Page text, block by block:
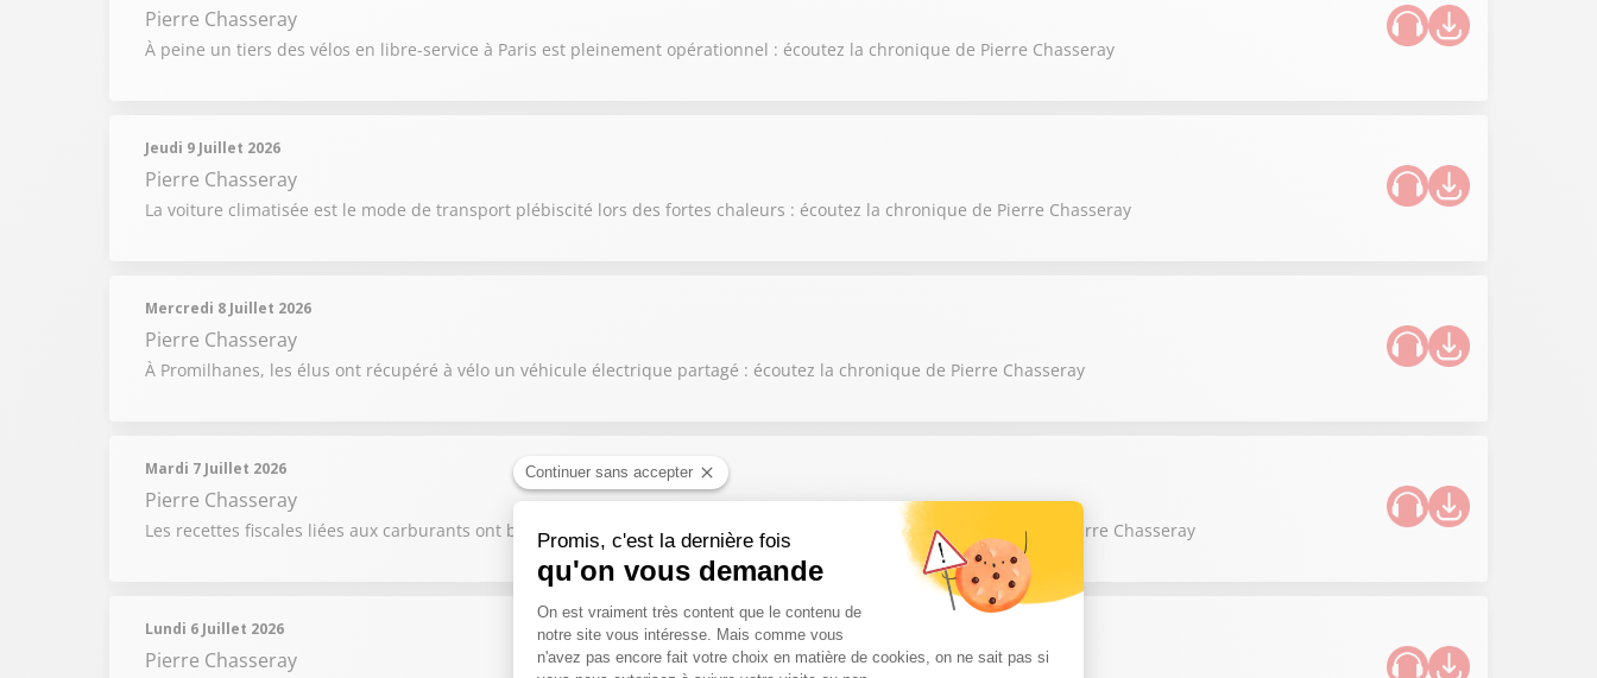
Pierre Chasseray
À peine un tiers des vélos en libre-service à Paris est pleinement opérationnel : écoutez la chronique de Pierre Chasseray
Jeudi 9 Juillet 2026
Pierre Chasseray
La voiture climatisée est le mode de transport plébiscité lors des fortes chaleurs : écoutez la chronique de Pierre Chasseray
Mercredi 8 Juillet 2026
Pierre Chasseray
À Promilhanes, les élus ont récupéré à vélo un véhicule électrique partagé : écoutez la chronique de Pierre Chasseray
Mardi 7 Juillet 2026
Pierre Chasseray
Les recettes fiscales liées aux carburants ont baissé sur les six premiers mois de l'année : écoutez la chronique de Pierre Chasseray
Lundi 6 Juillet 2026
Pierre Chasseray